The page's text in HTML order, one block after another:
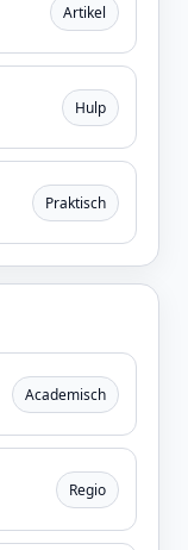
Artikel
Hulp
Praktisch
Academisch
Regio